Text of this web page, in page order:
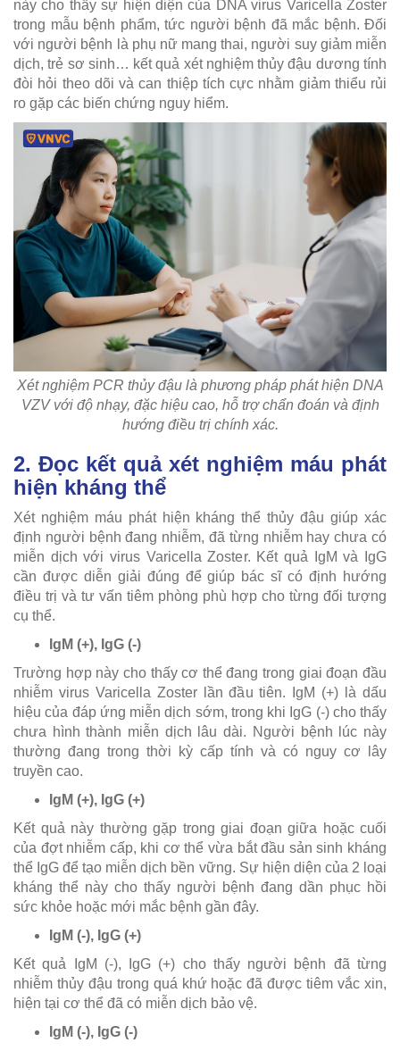
này cho thấy sự hiện diện của DNA virus Varicella Zoster
trong mẫu bệnh phẩm, tức người bệnh đã mắc bệnh. Đối
với người bệnh là phụ nữ mang thai, người suy giảm miễn
dịch, trẻ sơ sinh… kết quả xét nghiệm thủy đậu dương tính
đòi hỏi theo dõi và can thiệp tích cực nhằm giảm thiểu rủi
ro gặp các biến chứng nguy hiểm.
Xét nghiệm PCR thủy đậu là phương pháp phát hiện DNA
VZV với độ nhạy, đặc hiệu cao, hỗ trợ chẩn đoán và định
hướng điều trị chính xác.
2. Đọc kết quả xét nghiệm máu phát
hiện kháng thể
Xét nghiệm máu phát hiện kháng thể thủy đậu giúp xác
định người bệnh đang nhiễm, đã từng nhiễm hay chưa có
miễn dịch với virus Varicella Zoster. Kết quả IgM và IgG
cần được diễn giải đúng để giúp bác sĩ có định hướng
điều trị và tư vấn tiêm phòng phù hợp cho từng đối tượng
cụ thể.
IgM (+), IgG (-)
Trường hợp này cho thấy cơ thể đang trong giai đoạn đầu
nhiễm virus Varicella Zoster lần đầu tiên. IgM (+) là dấu
hiệu của đáp ứng miễn dịch sớm, trong khi IgG (-) cho thấy
chưa hình thành miễn dịch lâu dài. Người bệnh lúc này
thường đang trong thời kỳ cấp tính và có nguy cơ lây
truyền cao.
IgM (+), IgG (+)
Kết quả này thường gặp trong giai đoạn giữa hoặc cuối
của đợt nhiễm cấp, khi cơ thể vừa bắt đầu sản sinh kháng
thể IgG để tạo miễn dịch bền vững. Sự hiện diện của 2 loại
kháng thể này cho thấy người bệnh đang dần phục hồi
sức khỏe hoặc mới mắc bệnh gần đây.
IgM (-), IgG (+)
Kết quả IgM (-), IgG (+) cho thấy người bệnh đã từng
nhiễm thủy đậu trong quá khứ hoặc đã được tiêm vắc xin,
hiện tại cơ thể đã có miễn dịch bảo vệ.
IgM (-), IgG (-)